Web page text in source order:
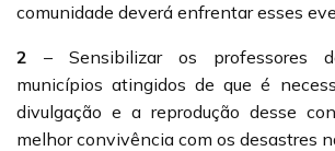
comunidade deverá enfrentar esses
2 – Sensibilizar os professores
municípios atingidos de que é
divulgação e a reprodução desse
melhor convivência com os desastres